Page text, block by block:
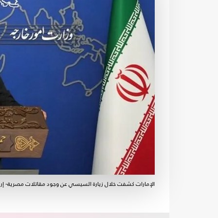
الإمارات كشفت خلال زيارة السيسي عن وجود مقاتلات مصرية-